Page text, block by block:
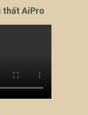
thất AiPro